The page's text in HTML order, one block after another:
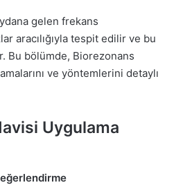
gelen frekans
aracılığıyla tespit edilir ve bu
Bu bölümde, Biorezonans
ve yöntemlerini detaylı
Uygulama